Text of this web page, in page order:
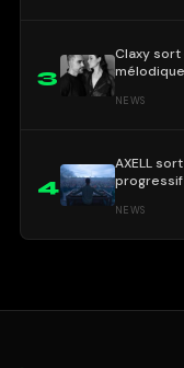
3
Claxy sort
NEWS
4
AXELL
progressif
NEWS